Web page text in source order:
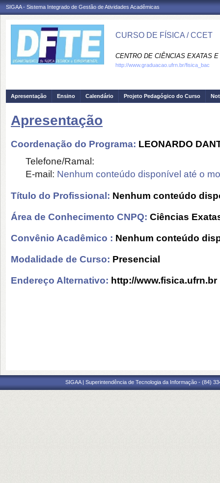
SIGAA - Sistema Integrado de Gestão de Atividades Acadêmicas
CURSO DE FÍSICA / CCET
CENTRO DE CIÊNCIAS EXATAS
http://www.graduacao.ufrn.br/fisica_bac
Apresentação Ensino Calendário Projeto Pedagógico do Curso
Apresentação
Coordenação do Programa: LEONARDO
Telefone/Ramal:
E-mail: Nenhum conteúdo disponível até o
Título do Profissional: Nenhum conteúdo
Área de Conhecimento CNPQ: Ciências
Convênio Acadêmico : Nenhum conteúdo
Modalidade de Curso: Presencial
Endereço Alternativo: http://www.fisica.ufrn.br
SIGAA | Superintendência de Tecnologia da Informação - (84)